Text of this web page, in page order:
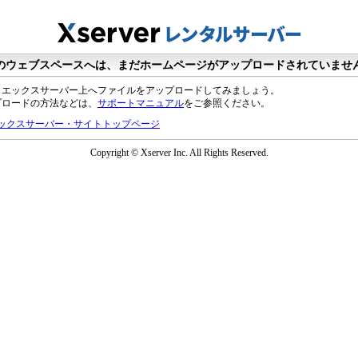
ウェブスペースへは、まだホームページがアップロードされていませ
ックスサーバー上へファイルをアップロードしてみましょう。
ードの方法などは、 サポートマニュアルをご参照ください。
クスサーバー・サイトトップページ
Copyright © Xserver Inc. All Rights Reserved.